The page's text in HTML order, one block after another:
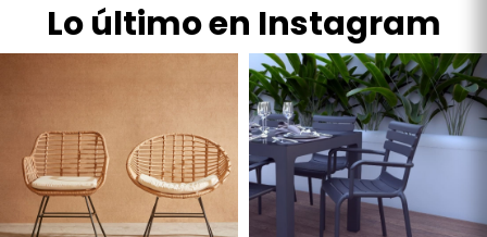
Lo último en Instagram